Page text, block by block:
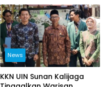
News
KKN UIN Sunan Kalijaga